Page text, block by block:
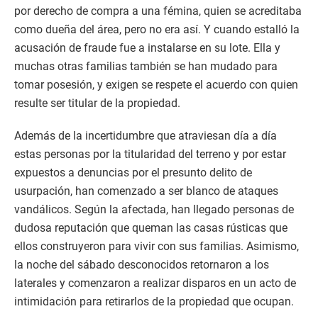
por derecho de compra a una fémina, quien se acreditaba
como dueña del área, pero no era así. Y cuando estalló la
acusación de fraude fue a instalarse en su lote. Ella y
muchas otras familias también se han mudado para
tomar posesión, y exigen se respete el acuerdo con quien
resulte ser titular de la propiedad.
Además de la incertidumbre que atraviesan día a día
estas personas por la titularidad del terreno y por estar
expuestos a denuncias por el presunto delito de
usurpación, han comenzado a ser blanco de ataques
vandálicos. Según la afectada, han llegado personas de
dudosa reputación que queman las casas rústicas que
ellos construyeron para vivir con sus familias. Asimismo,
la noche del sábado desconocidos retornaron a los
laterales y comenzaron a realizar disparos en un acto de
intimidación para retirarlos de la propiedad que ocupan.